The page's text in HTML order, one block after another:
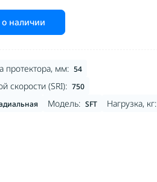
наличии
протектора, мм: 54
скорости (SRI): 750
Модель: SFT Нагрузка, кг: